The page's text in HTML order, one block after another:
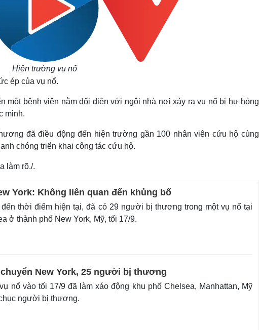
Hiện trường vụ nổ
ép của vụ nổ.
một bệnh viện nằm đối diện với ngôi nhà nơi xảy ra vụ nổ bị hư hỏng
minh.
đã điều động đến hiện trường gần 100 nhân viên cứu hộ cùng
chóng triển khai công tác cứu hộ.
làm rõ./.
York: Không liên quan đến khủng bố
đến thời điểm hiện tại, đã có 29 người bị thương trong một vụ nổ tại
ở thành phố New York, Mỹ, tối 17/9.
New York, 25 người bị thương
nổ vào tối 17/9 đã làm xáo động khu phố Chelsea, Manhattan, Mỹ
người bị thương.